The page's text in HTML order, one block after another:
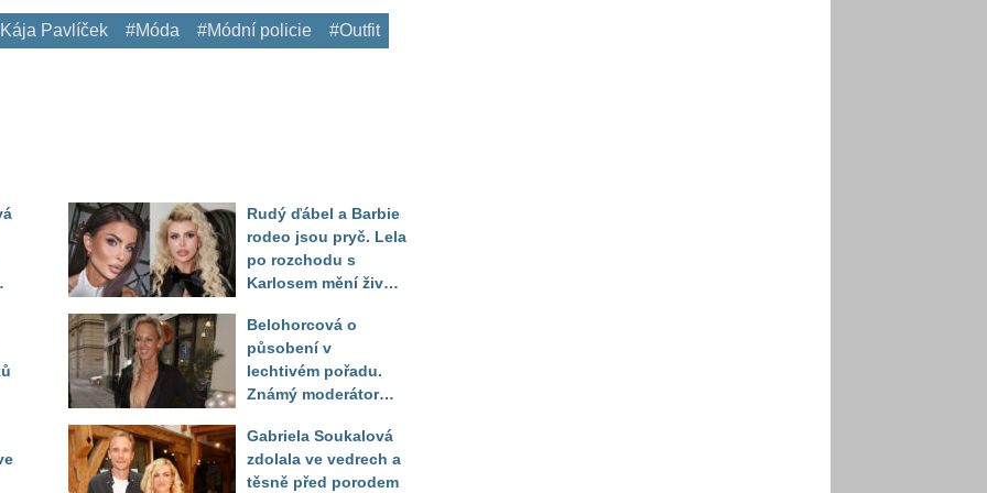
Pavlíček #Móda #Módní policie
#Outfit
Rudý ďábel a Barbie
rodeo jsou pryč. Lela
po rozchodu s
Karlosem mění život i
Sandeva
Belohorcová o
působení v
lechtivém pořadu.
Známý moderátor
sledoval pod dekou
Gabriela Soukalová
zdolala ve vedrech a
těsně před porodem